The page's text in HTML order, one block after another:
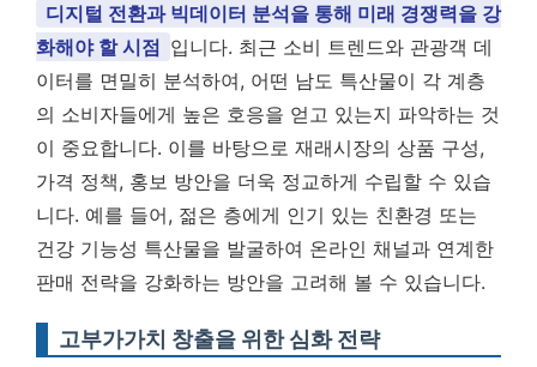
디지털 전환과 빅데이터 분석을 통해 미래 경쟁력을 강
화해야 할 시점 입니다. 최근 소비 트렌드와 관광객 데
이터를 면밀히 분석하여, 어떤 남도 특산물이 각 계층
의 소비자들에게 높은 호응을 얻고 있는지 파악하는 것
이 중요합니다. 이를 바탕으로 재래시장의 상품 구성,
가격 정책, 홍보 방안을 더욱 정교하게 수립할 수 있습
니다. 예를 들어, 젊은 층에게 인기 있는 친환경 또는
건강 기능성 특산물을 발굴하여 온라인 채널과 연계한
판매 전략을 강화하는 방안을 고려해 볼 수 있습니다.
고부가가치 창출을 위한 심화 전략